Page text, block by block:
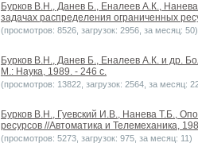
Бурков B.H., Данев Б., Еналеев А.К.,
задачах распределения ограниченных
(просмотров: 8526, загрузок: 2956, за месяц: 50)
Бурков В.Н., Данев Б., Еналеев А.К. и др.
М.: Наука, 1989. - 246 с.
(просмотров: 13822, загрузок: 2564, за месяц:
Бурков В.Н., Гуевский И.В., Нанева Т.Б.,
ресурсов //Автоматика и Телемеханика,
(просмотров: 5273, загрузок: 975, за месяц: 11)